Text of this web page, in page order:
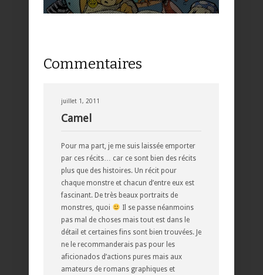
Commentaires
juillet 1, 2011
Camel
Pour ma part, je me suis laissée emporter
par ces récits… car ce sont bien des récits
plus que des histoires. Un récit pour
chaque monstre et chacun d’entre eux est
fascinant. De très beaux portraits de
monstres, quoi
Il se passe néanmoins
pas mal de choses mais tout est dans le
détail et certaines fins sont bien trouvées. Je
ne le recommanderais pas pour les
aficionados d’actions pures mais aux
amateurs de romans graphiques et